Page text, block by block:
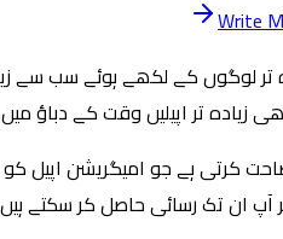
Write
تر لوگوں کے لکھے ہوئے سب سے
زیادہ تر اپیلیں وقت کے دباؤ
آپ ان تک رسائی حاصل کر سکتے